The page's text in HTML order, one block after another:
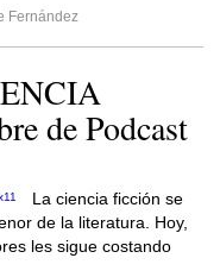
Fernández
de Podcast
La ciencia ficción se
de la literatura. Hoy,
les sigue costando